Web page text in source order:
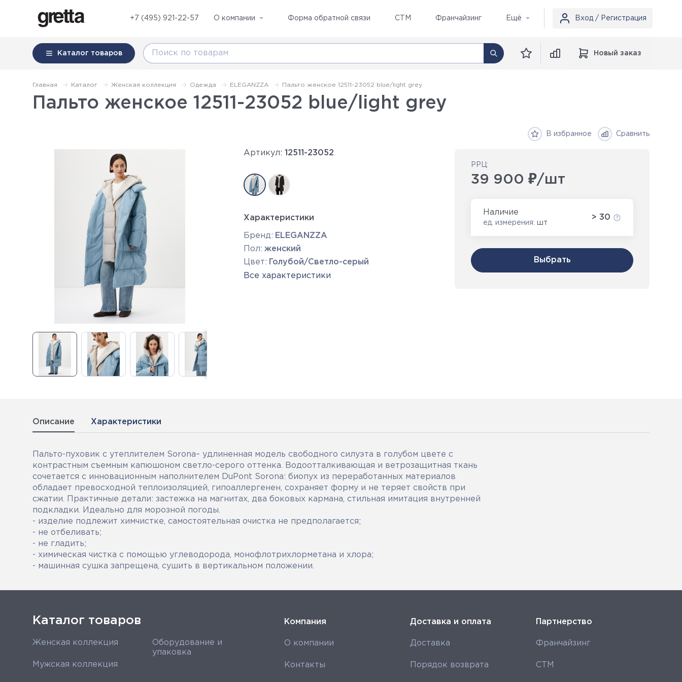
+7 (495) 921-22-57 О компании Форма обратной связи СТМ Франчайзинг Ещё Вход / Регистрация
Каталог товаров Новый заказ
Главная Каталог Женская коллекция Одежда ELEGANZZA Пальто женское 12511-23052 blue/light grey
Пальто женское 12511-23052 blue/light grey
В избранное Сравнить
Артикул: 12511-23052
Характеристики
Бренд: ELEGANZZA
Пол: женский
Цвет:
Голубой/Светло-серый
Все характеристики
РРЦ:
39 900 ₽/шт
Наличие
ед. измерения: шт
> 30
Выбрать
Описание Характеристики
Пальто-пуховик с утеплителем Sorona– удлиненная модель свободного силуэта в голубом цвете с
контрастным съемным капюшоном светло-серого оттенка. Водоотталкивающая и ветрозащитная ткань
сочетается с инновационным наполнителем DuPont Sorona: биопух из переработанных материалов
обладает превосходной теплоизоляцией, гипоаллергенен, сохраняет форму и не теряет свойств при
сжатии. Практичные детали: застежка на магнитах, два боковых кармана, стильная имитация внутренней
подкладки. Идеально для морозной погоды.
- изделие подлежит химчистке, самостоятельная очистка не предполагается;
- не отбеливать;
- не гладить;
- химическая чистка с помощью углеводорода, монофлотрихлорметана и хлора;
- машинная сушка запрещена, сушить в вертикальном положении.
Каталог товаров
Женская коллекция
Мужская коллекция
Оборудование и
упаковка
Компания
О компании
Контакты
Доставка и оплата
Доставка
Порядок возврата
Партнерство
Франчайзинг
СТМ